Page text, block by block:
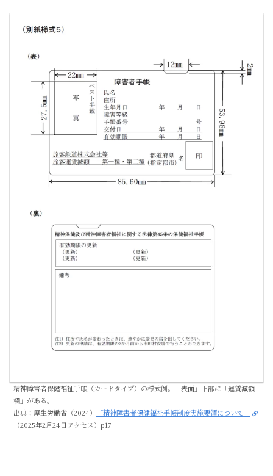
精神障害者保健福祉手帳（カードタイプ）の様式例。「表面」下部に「運賃減額
欄」がある。
出典：厚生労働省（2024）
「精神障害者保健福祉手帳制度実施要領について」
（2025年2月24日アクセス）p17